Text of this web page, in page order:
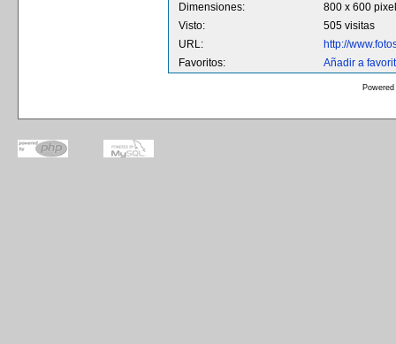
Dimensiones:
800 x 600
Visto:
505 visitas
URL:
http://
Favoritos:
Añadir a